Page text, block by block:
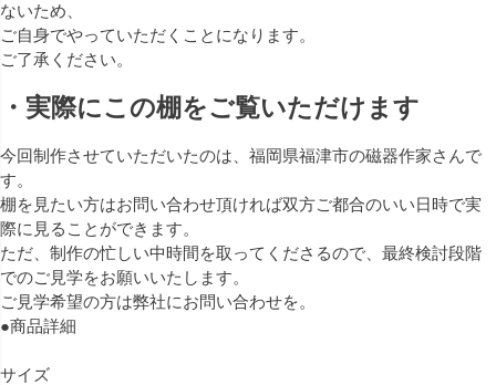
ないため、
ご自身でやっていただくことになります。
ご了承ください。
・実際にこの棚をご覧いただけます
今回制作させていただいたのは、福岡県福津市の磁器作家さんで
す。
棚を見たい方はお問い合わせ頂ければ双方ご都合のいい日時で実
際に見ることができます。
ただ、制作の忙しい中時間を取ってくださるので、最終検討段階
でのご見学をお願いいたします。
ご見学希望の方は弊社にお問い合わせを。
●商品詳細
サイズ